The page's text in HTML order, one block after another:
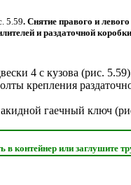
5.59. Снятие правого и левого
и раздаточной коробки
4 с кузова (рис. 5.59
крепления
гаечный ключ (
контейнер или заглушите